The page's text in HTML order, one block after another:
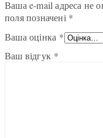
Ваша e-mail адреса не
поля позначені *
Ваша оцінка *
Ваш відгук *